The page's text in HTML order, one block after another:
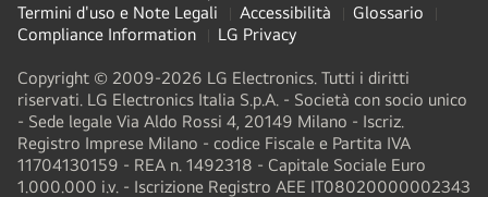
Termini d'uso e Note Legali
Accessibilità
Glossario
Compliance Information
LG Privacy
Copyright © 2009-2026 LG Electronics. Tutti i diritti
riservati. LG Electronics Italia S.p.A. - Società con socio unico
- Sede legale Via Aldo Rossi 4, 20149 Milano - Iscriz.
Registro Imprese Milano - codice Fiscale e Partita IVA
11704130159 - REA n. 1492318 - Capitale Sociale Euro
1.000.000 i.v. - Iscrizione Registro AEE IT08020000002343​